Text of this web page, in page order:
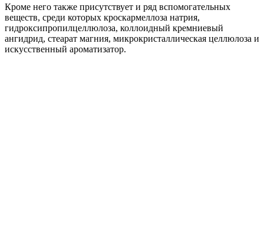
Кроме него также присутствует и ряд вспомогательных
веществ, среди которых кроскармеллоза натрия,
гидроксипропилцеллюлоза, коллоидный кремниевый
ангидрид, стеарат магния, микрокристаллическая целлюлоза и
искусственный ароматизатор.